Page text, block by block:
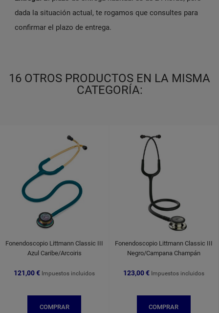
dada la situación actual, te rogamos que consultes para
confirmar el plazo de entrega.
16 OTROS PRODUCTOS EN LA MISMA
CATEGORÍA:
Fonendoscopio Littmann Classic III
Azul Caribe/Arcoiris
121,00 € Impuestos incluidos
COMPRAR
Fonendoscopio Littmann Classic III
Negro/Campana Champán
123,00 € Impuestos incluidos
COMPRAR